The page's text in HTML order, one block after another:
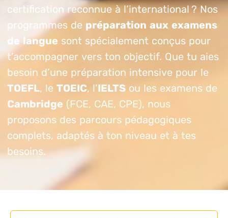
certification reconnue à l’international ? Nos
programmes de préparation aux examens
de langue sont spécialement conçus pour
t’accompagner vers ton objectif. Que tu aies
besoin d’une préparation intensive pour le
TOEFL, le TOEIC, l’IELTS ou les examens de
Cambridge (FCE, CAE, CPE), nous
proposons des parcours pédagogiques
complets, adaptés à ton niveau et à tes
besoins.